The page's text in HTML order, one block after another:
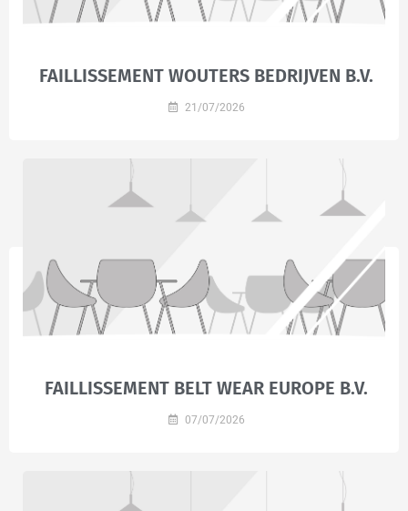
FAILLISSEMENT WOUTERS BEDRIJVEN B.V.
21/07/2026
FAILLISSEMENT BELT WEAR EUROPE B.V.
07/07/2026